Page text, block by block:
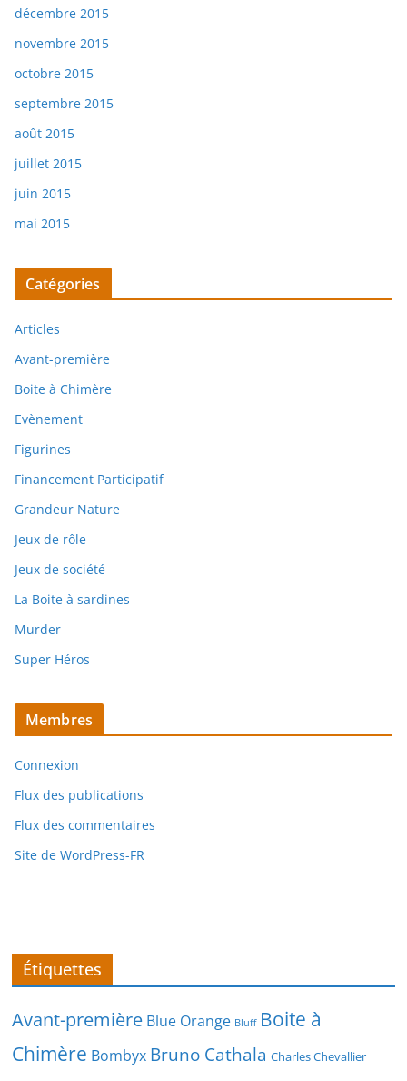
décembre 2015
novembre 2015
octobre 2015
septembre 2015
août 2015
juillet 2015
juin 2015
mai 2015
Catégories
Articles
Avant-première
Boite à Chimère
Evènement
Figurines
Financement Participatif
Grandeur Nature
Jeux de rôle
Jeux de société
La Boite à sardines
Murder
Super Héros
Membres
Connexion
Flux des publications
Flux des commentaires
Site de WordPress-FR
Étiquettes
Avant-première Blue Orange Bluff Boite à
Chimère Bombyx Bruno Cathala Charles Chevallier